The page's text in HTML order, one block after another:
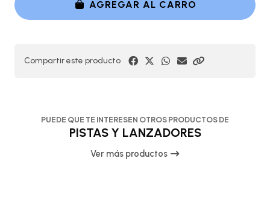
AGREGAR AL CARRO
Compartir este producto
PUEDE QUE TE INTERESEN OTROS PRODUCTOS DE
PISTAS Y LANZADORES
Ver más productos